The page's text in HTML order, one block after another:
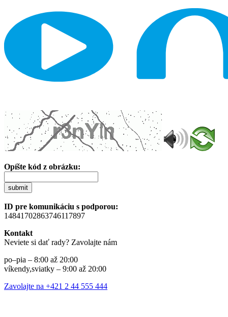
Opíšte kód z obrázku:
submit
ID pre komunikáciu s podporou:
14841702863746117897
Kontakt
Neviete si dať rady? Zavolajte nám
po–pia – 8:00 až 20:00
víkendy,sviatky – 9:00 až 20:00
Zavolajte na +421 2 44 555 444